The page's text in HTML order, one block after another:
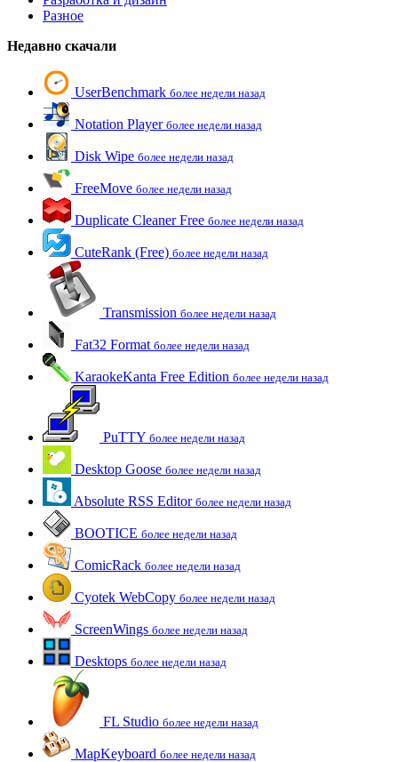
Разное
Недавно скачали
UserBenchmark более недели назад
Notation Player более недели назад
Disk Wipe более недели назад
FreeMove более недели назад
Duplicate Cleaner Free более недели назад
CuteRank (Free) более недели назад
Transmission более недели назад
Fat32 Format более недели назад
KaraokeKanta Free Edition более недели назад
PuTTY более недели назад
Desktop Goose более недели назад
Absolute RSS Editor более недели назад
BOOTICE более недели назад
ComicRack более недели назад
Cyotek WebCopy более недели назад
ScreenWings более недели назад
Desktops более недели назад
FL Studio более недели назад
MapKeyboard более недели назад